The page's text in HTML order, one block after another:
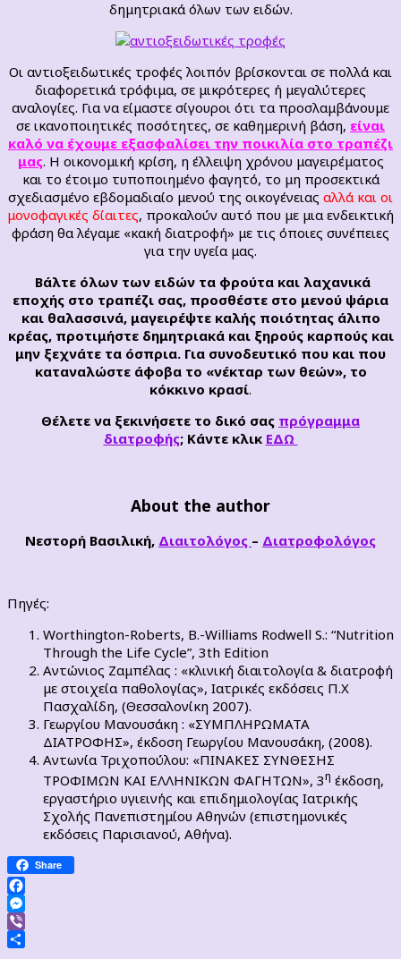
δημητριακά όλων των ειδών.
Οι αντιοξειδωτικές τροφές λοιπόν βρίσκονται σε πολλά και
διαφορετικά τρόφιμα, σε μικρότερες ή μεγαλύτερες
αναλογίες. Για να είμαστε σίγουροι ότι τα προσλαμβάνουμε
σε ικανοποιητικές ποσότητες, σε καθημερινή βάση, είναι
καλό να έχουμε εξασφαλίσει την ποικιλία στο τραπέζι
μας. Η οικονομική κρίση, η έλλειψη χρόνου μαγειρέματος
και το έτοιμο τυποποιημένο φαγητό, το μη προσεκτικά
σχεδιασμένο εβδομαδιαίο μενού της οικογένειας αλλά και οι
μονοφαγικές δίαιτες, προκαλούν αυτό που με μια ενδεικτική
φράση θα λέγαμε «κακή διατροφή» με τις όποιες συνέπειες
για την υγεία μας.
Βάλτε όλων των ειδών τα φρούτα και λαχανικά
εποχής στο τραπέζι σας, προσθέστε στο μενού ψάρια
και θαλασσινά, μαγειρέψτε καλής ποιότητας άλιπο
κρέας, προτιμήστε δημητριακά και ξηρούς καρπούς και
μην ξεχνάτε τα όσπρια. Για συνοδευτικό που και που
καταναλώστε άφοβα το «νέκταρ των θεών», το
κόκκινο κρασί.
Θέλετε να ξεκινήσετε το δικό σας πρόγραμμα
διατροφής; Κάντε κλικ ΕΔΩ
About the author
Νεστορή Βασιλική, Διαιτολόγος – Διατροφολόγος
Πηγές:
Worthington-Roberts, B.-Williams Rodwell S.: “Nutrition
Through the Life Cycle”, 3th Edition
Αντώνιος Ζαμπέλας : «κλινική διαιτολογία & διατροφή
με στοιχεία παθολογίας», Ιατρικές εκδόσεις Π.Χ
Πασχαλίδη, (Θεσσαλονίκη 2007).
Γεωργίου Μανουσάκη : «ΣΥΜΠΛΗΡΩΜΑΤΑ
ΔΙΑΤΡΟΦΗΣ», έκδοση Γεωργίου Μανουσάκη, (2008).
Αντωνία Τριχοπούλου: «ΠΙΝΑΚΕΣ ΣΥΝΘΕΣΗΣ
ΤΡΟΦΙΜΩΝ ΚΑΙ ΕΛΛΗΝΙΚΩΝ ΦΑΓΗΤΩΝ», 3η έκδοση,
εργαστήριο υγιεινής και επιδημιολογίας Ιατρικής
Σχολής Πανεπιστημίου Αθηνών (επιστημονικές
εκδόσεις Παρισιανού, Αθήνα).
Share
Facebook
Messenger
Viber